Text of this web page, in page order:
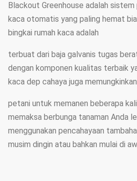
Blackout Greenhouse adalah sistem
kaca otomatis yang paling hemat
bingkai rumah kaca adalah
terbuat dari baja galvanis tugas
dengan komponen kualitas terbaik
kaca dep cahaya juga memungkinkan
petani untuk memanen beberapa
memaksa berbunga tanaman Anda
menggunakan pencahayaan
musim dingin atau bahkan mulai di